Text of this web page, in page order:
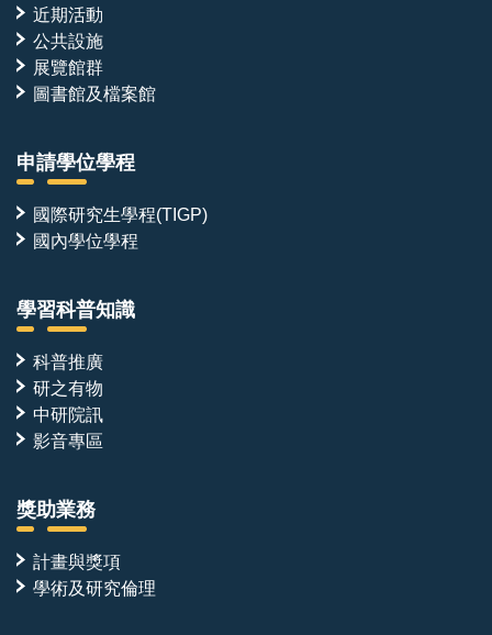
近期活動
公共設施
展覽館群
圖書館及檔案館
申請學位學程
國際研究生學程(TIGP)
國內學位學程
學習科普知識
科普推廣
研之有物
中研院訊
影音專區
獎助業務
計畫與獎項
學術及研究倫理